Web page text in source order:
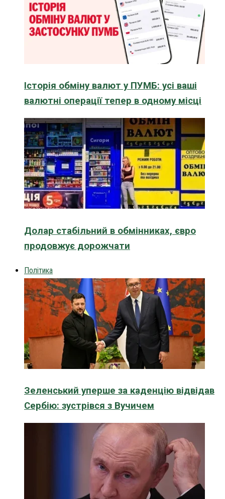
Історія обміну валют у ПУМБ: усі ваші
валютні операції тепер в одному місці
Долар стабільний в обмінниках, євро
продовжує дорожчати
Політика
Зеленський уперше за каденцію відвідав
Сербію: зустрівся з Вучичем